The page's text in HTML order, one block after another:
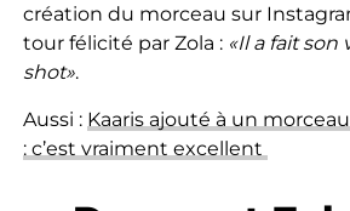
création du morceau sur
tour félicité par Zola : «Il a fait son
shot».
Aussi : Kaaris ajouté à un morceau
: c’est vraiment excellent